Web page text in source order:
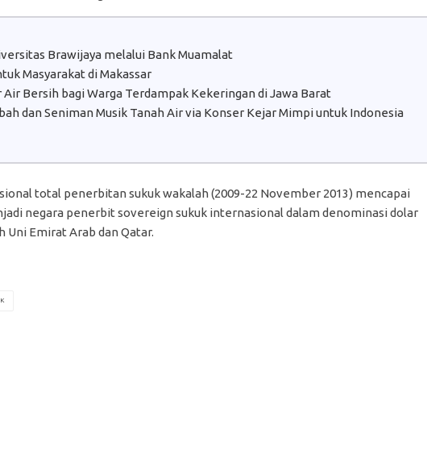
Brawijaya melalui Bank Muamalat
Masyarakat di Makassar
Air Bersih bagi Warga Terdampak Kekeringan di Jawa Barat
dan Seniman Musik Tanah Air via Konser Kejar Mimpi untuk Indonesia
total penerbitan sukuk wakalah (2009-22 November 2013) mencapai
negara penerbit sovereign sukuk internasional dalam denominasi dolar
Uni Emirat Arab dan Qatar.